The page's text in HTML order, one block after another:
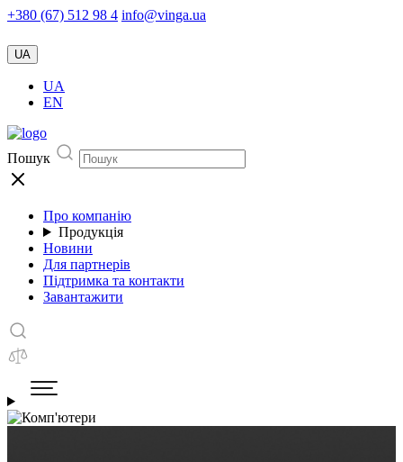
+380 (67) 512 98 4 info@vinga.ua
UA
UA
EN
Пошук
Про компанію
Продукція
Новини
Для партнерів
Підтримка та контакти
Завантажити